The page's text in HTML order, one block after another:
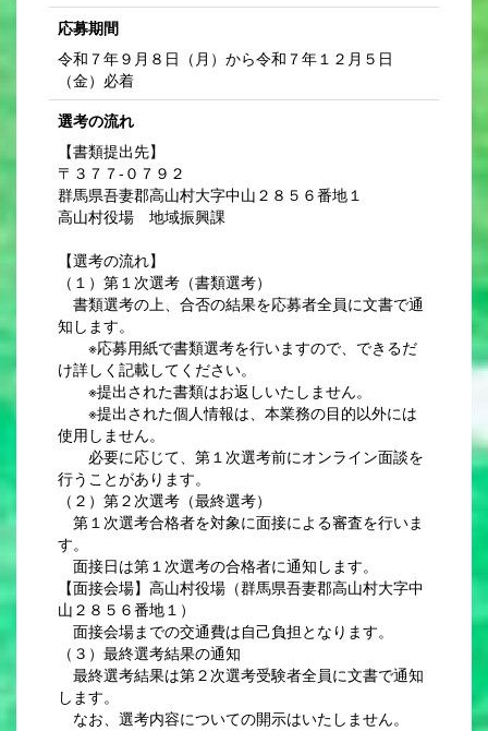
応募期間
令和７年９月８日（月）から令和７年１２月５日
（金）必着
選考の流れ
【書類提出先】
〒３７７-０７９２
群馬県吾妻郡高山村大字中山２８５６番地１
高山村役場 地域振興課
【選考の流れ】
（１）第１次選考（書類選考）
書類選考の上、合否の結果を応募者全員に文書で通
知します。
※応募用紙で書類選考を行いますので、できるだ
け詳しく記載してください。
※提出された書類はお返しいたしません。
※提出された個人情報は、本業務の目的以外には
使用しません。
必要に応じて、第１次選考前にオンライン面談を
行うことがあります。
（２）第２次選考（最終選考）
第１次選考合格者を対象に面接による審査を行いま
す。
面接日は第１次選考の合格者に通知します。
【面接会場】高山村役場（群馬県吾妻郡高山村大字中
山２８５６番地１）
面接会場までの交通費は自己負担となります。
（３）最終選考結果の通知
最終選考結果は第２次選考受験者全員に文書で通知
します。
なお、選考内容についての開示はいたしません。